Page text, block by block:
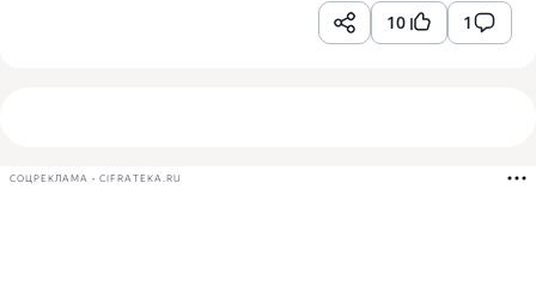
10 1
СОЦРЕКЛАМА • CIFRATEKA.RU